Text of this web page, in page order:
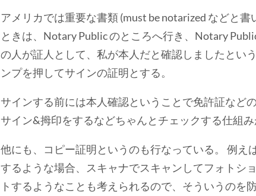
アメリカでは重要な書類 (must be notarized などと書
ときは、Notary Public のところへ行き、Notary
の人が証人として、私が本人だと確認しましたとい
ンプを押してサインの証明とする。
サインする前には本人確認ということで免許証など
サイン&拇印をするなどちゃんとチェックする仕組み
他にも、コピー証明というのも行なっている。 例え
するような場合、スキャナでスキャンしてフォトシ
トするようなことも考えられるので、そういうのを